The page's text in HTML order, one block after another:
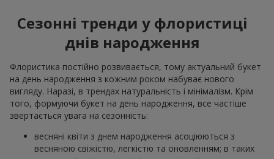
Сезонні тренди у флористиці
днів народження
Флористика постійно розвивається, тому актуальний букет
на день народження з кожним роком набуває нового
вигляду. Наразі, в трендах натуральність і мінімалізм. Крім
того, формуючи букет на день народження, все частіше
звертається увага на сезонність:
весняні квіти з днем народження асоціюються з
весняною свіжістю, легкістю та оновленням; в таких